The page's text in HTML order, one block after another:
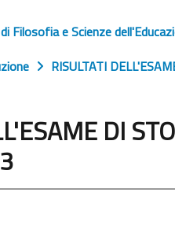
Filosofia e Scienze
RISULTATI
DI